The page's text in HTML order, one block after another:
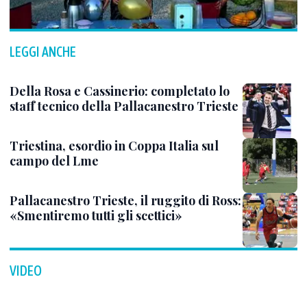
LEGGI ANCHE
Della Rosa e Cassinerio: completato lo
staff tecnico della Pallacanestro Trieste
Triestina, esordio in Coppa Italia sul
campo del Lme
Pallacanestro Trieste, il ruggito di Ross:
«Smentiremo tutti gli scettici»
VIDEO